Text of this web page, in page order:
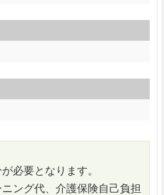
必要となります。
ング代、介護保険自己負担